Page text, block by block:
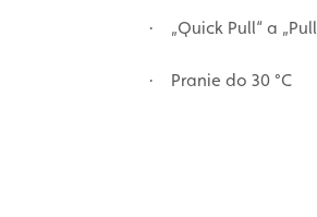
· „Quick Pull“ a
· Pranie do 30 °C